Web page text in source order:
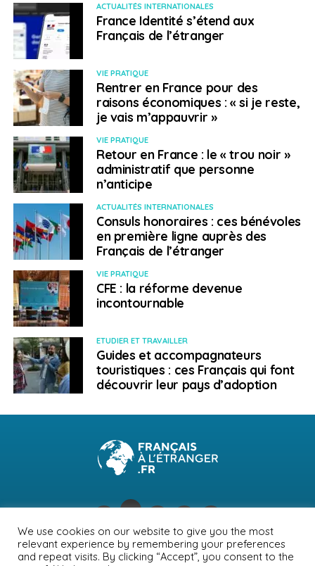
ACTUALITÉS INTERNATIONALES
France Identité s’étend aux
Français de l’étranger
VIE PRATIQUE
Rentrer en France pour des
raisons économiques : « si je reste,
je vais m’appauvrir »
VIE PRATIQUE
Retour en France : le « trou noir »
administratif que personne
n’anticipe
ACTUALITÉS INTERNATIONALES
Consuls honoraires : ces bénévoles
en première ligne auprès des
Français de l’étranger
VIE PRATIQUE
CFE : la réforme devenue
incontournable
ETUDIER ET TRAVAILLER
Guides et accompagnateurs
touristiques : ces Français qui font
découvrir leur pays d’adoption
NEWSLETTER PUBLICITÉ CONTACTS MENTIONS LÉGALES
We use cookies on our website to give you the most
relevant experience by remembering your preferences
and repeat visits. By clicking “Accept”, you consent to the